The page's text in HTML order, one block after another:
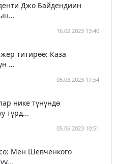
Джо Байдендиин
16.02.2023 13:40
титирөө: Каза
...
05.03.2023 17:54
нике түнүндө
түрд...
05.06.2023 10:51
Мен Шевченкого